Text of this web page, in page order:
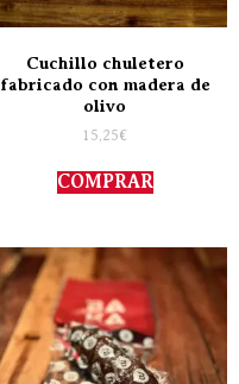
Cuchillo chuletero
fabricado con madera de
olivo
15,25€
COMPRAR